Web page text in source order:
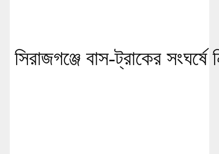
সিরাজগঞ্জে বাস-ট্রাকের